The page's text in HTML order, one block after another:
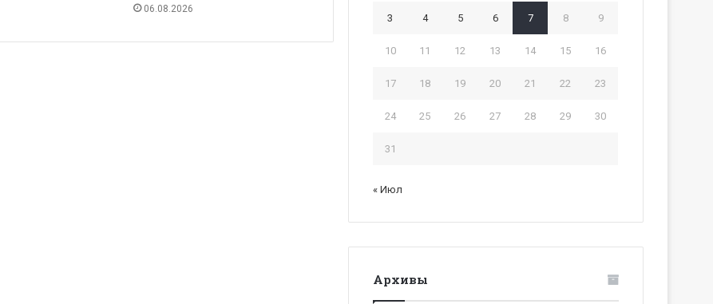
06.08.2026
3 4 5 6 7 8 9
10 11 12 13 14 15 16
17 18 19 20 21 22 23
24 25 26 27 28 29 30
31
« Июл
Архивы